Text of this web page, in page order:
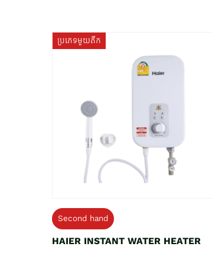
ប្រភេទមួយតឹក
Second hand
HAIER INSTANT WATER HEATER